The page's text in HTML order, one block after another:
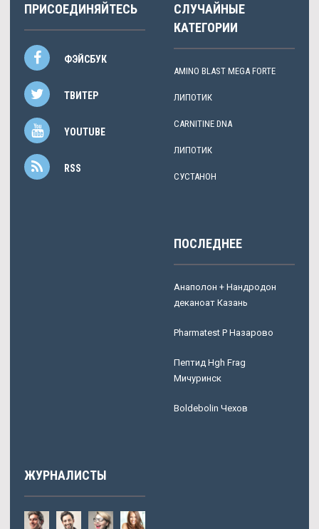
ПРИСОЕДИНЯЙТЕСЬ
ФЭЙСБУК
ТВИТЕР
YOUTUBE
RSS
СЛУЧАЙНЫЕ
КАТЕГОРИИ
AMINO BLAST MEGA FORTE
ЛИПОТИК
CARNITINE DNA
ЛИПОТИК
СУСТАНОН
ПОСЛЕДНЕЕ
Анаполон + Нандродон
деканоат Казань
Pharmatest P Назарово
Пептид Hgh Frag
Мичуринск
Boldebolin Чехов
ЖУРНАЛИСТЫ